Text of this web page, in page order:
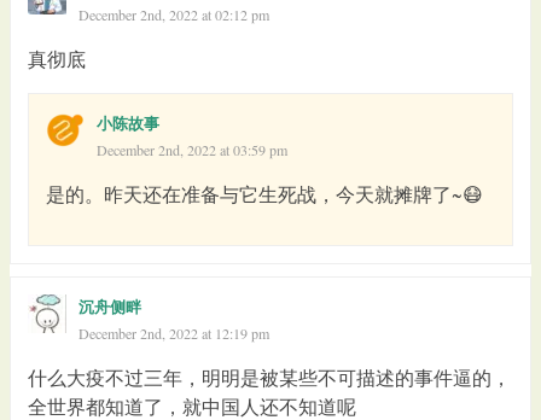
December 2nd, 2022 at 02:12 pm
真彻底
小陈故事
December 2nd, 2022 at 03:59 pm
是的。昨天还在准备与它生死战，今天就摊牌了~😷
沉舟侧畔
December 2nd, 2022 at 12:19 pm
什么大疫不过三年，明明是被某些不可描述的事件逼的，
全世界都知道了，就中国人还不知道呢